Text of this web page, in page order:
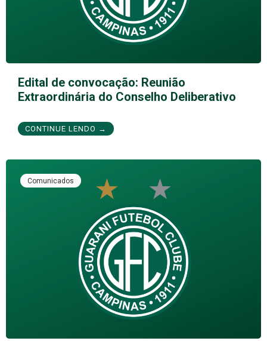
Edital de convocação: Reunião
Extraordinária do Conselho Deliberativo
CONTINUE LENDO →
Comunicados